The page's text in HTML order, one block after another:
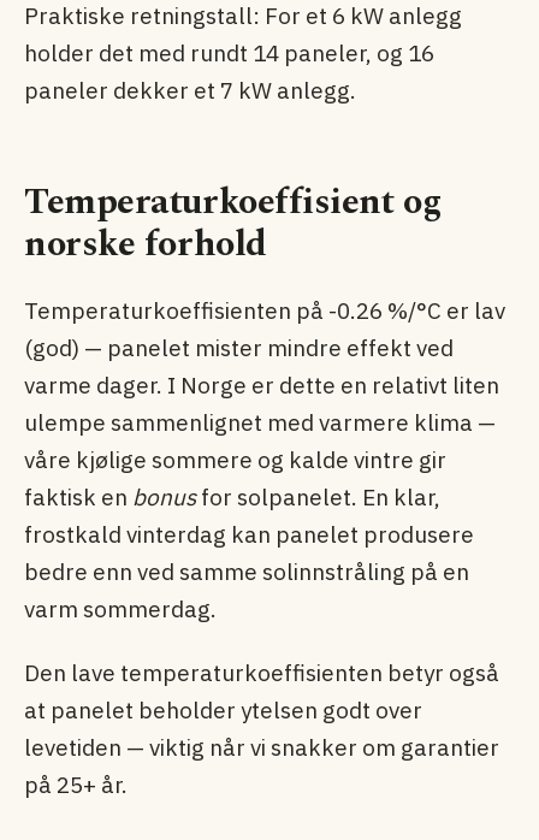
Praktiske retningstall: For et 6 kW anlegg
holder det med rundt 14 paneler, og 16
paneler dekker et 7 kW anlegg.
Temperaturkoeffisient og
norske forhold
Temperaturkoeffisienten på -0.26 %/°C er lav
(god) — panelet mister mindre effekt ved
varme dager. I Norge er dette en relativt liten
ulempe sammenlignet med varmere klima —
våre kjølige sommere og kalde vintre gir
faktisk en bonusfor solpanelet. En klar,
frostkald vinterdag kan panelet produsere
bedre enn ved samme solinnstråling på en
varm sommerdag.
Den lave temperaturkoeffisienten betyr også
at panelet beholder ytelsen godt over
levetiden — viktig når vi snakker om garantier
på 25+ år.